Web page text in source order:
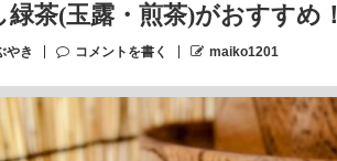
茶(玉露・煎茶)がおすすめ！
やき コメントを書く maiko1201